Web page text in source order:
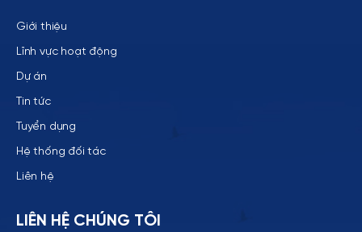
Giới thiệu
Lĩnh vực hoạt động
Dự án
Tin tức
Tuyển dụng
Hệ thống đối tác
Liên hệ
LIÊN HỆ CHÚNG TÔI